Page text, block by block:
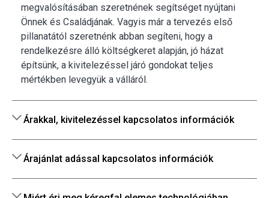
megvalósításában szeretnének segítséget nyújtani
Önnek és Családjának. Vagyis már a tervezés első
pillanatától szeretnénk abban segíteni, hogy a
rendelkezésre álló költségkeret alapján, jó házat
építsünk, a kivitelezéssel járó gondokat teljes
mértékben levegyük a válláról.
Árakkal, kivitelezéssel kapcsolatos információk
Árajánlat adással kapcsolatos információk